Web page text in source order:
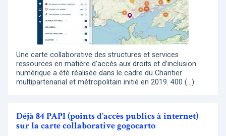
Une carte collaborative des structures et services
ressources en matière d’accès aux droits et d’inclusion
numérique a été réalisée dans le cadre du Chantier
multipartenarial et métropolitain initié en 2019. 400 (…)
Déjà 84 PAPI (points d’accès publics à internet)
sur la carte collaborative gogocarto